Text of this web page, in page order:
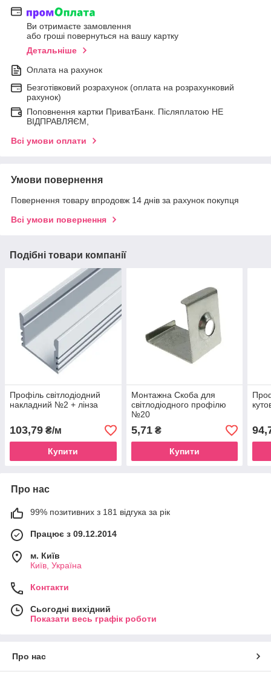
Ви отримаєте замовлення
або гроші повернуться на вашу картку
Детальніше
Оплата на рахунок
Безготівковий розрахунок (оплата на розрахунковий
рахунок)
Поповнення картки ПриватБанк. Післяплатою НЕ
ВІДПРАВЛЯЄМ,
Всі умови оплати
Умови повернення
Повернення товару впродовж 14 днів за рахунок покупця
Всі умови повернення
Подібні товари компанії
Профіль світлодіодний
накладний №2 + лінза
103,79 ₴/м
Купити
Монтажна Скоба для
світлодіодного профілю
№20
5,71₴
Купити
Про нас
99% позитивних з 181 відгука за рік
Працює з 09.12.2014
м. Київ
Київ, Україна
Контакти
Сьогодні вихідний
Показати весь графік роботи
Про нас